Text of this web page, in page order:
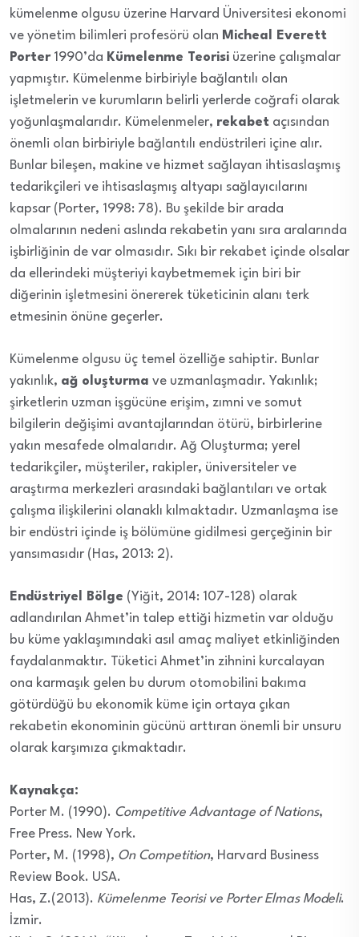
kümelenme olgusu üzerine Harvard Üniversitesi ekonomi
ve yönetim bilimleri profesörü olan Micheal Everett
Porter1990’da Kümelenme Teorisi üzerine çalışmalar
yapmıştır. Kümelenme birbiriyle bağlantılı olan
işletmelerin ve kurumların belirli yerlerde coğrafi olarak
yoğunlaşmalarıdır. Kümelenmeler, rekabet açısından
önemli olan birbiriyle bağlantılı endüstrileri içine alır.
Bunlar bileşen, makine ve hizmet sağlayan ihtisaslaşmış
tedarikçileri ve ihtisaslaşmış altyapı sağlayıcılarını
kapsar (Porter, 1998: 78). Bu şekilde bir arada
olmalarının nedeni aslında rekabetin yanı sıra aralarında
işbirliğinin de var olmasıdır. Sıkı bir rekabet içinde olsalar
da ellerindeki müşteriyi kaybetmemek için biri bir
diğerinin işletmesini önererek tüketicinin alanı terk
etmesinin önüne geçerler.
Kümelenme olgusu üç temel özelliğe sahiptir. Bunlar
yakınlık, ağ oluşturma ve uzmanlaşmadır. Yakınlık;
şirketlerin uzman işgücüne erişim, zımni ve somut
bilgilerin değişimi avantajlarından ötürü, birbirlerine
yakın mesafede olmalarıdır. Ağ Oluşturma; yerel
tedarikçiler, müşteriler, rakipler, üniversiteler ve
araştırma merkezleri arasındaki bağlantıları ve ortak
çalışma ilişkilerini olanaklı kılmaktadır. Uzmanlaşma ise
bir endüstri içinde iş bölümüne gidilmesi gerçeğinin bir
yansımasıdır (Has, 2013: 2).
Endüstriyel Bölge (Yiğit, 2014: 107-128) olarak
adlandırılan Ahmet’in talep ettiği hizmetin var olduğu
bu küme yaklaşımındaki asıl amaç maliyet etkinliğinden
faydalanmaktır. Tüketici Ahmet’in zihnini kurcalayan
ona karmaşık gelen bu durum otomobilini bakıma
götürdüğü bu ekonomik küme için ortaya çıkan
rekabetin ekonominin gücünü arttıran önemli bir unsuru
olarak karşımıza çıkmaktadır.
Kaynakça:
Porter M. (1990). Competitive Advantage of Nations,
Free Press. New York.
Porter, M. (1998), On Competition, Harvard Business
Review Book. USA.
Has, Z.(2013). Kümelenme Teorisi ve Porter Elmas Modeli.
İzmir.